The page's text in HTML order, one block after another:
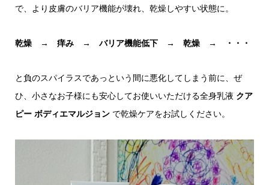
で、より皮膚のバリア機能が壊れ、乾燥しやすい状態に。
乾燥 → 痒み → バリア機能低下 → 乾燥 → ・・・
と負のスパイラスであっという間に悪化してしまう前に、ぜ
ひ、小さなお子様にも安心してお使いいただける全身乳液 クア
ピー ボディエマルジョンで乾燥ケアをお試しください。